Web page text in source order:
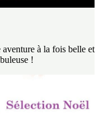
à la fois belle et
!